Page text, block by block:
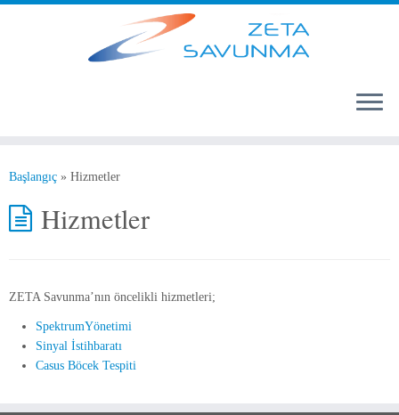
Başlangıç » Hizmetler
Hizmetler
ZETA Savunma’nın öncelikli hizmetleri;
SpektrumYönetimi
Sinyal İstihbaratı
Casus Böcek Tespiti